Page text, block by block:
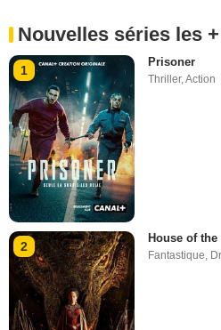
Nouvelles séries les
1
Prisoner
Thriller,Action
2
House of
Fantastique,